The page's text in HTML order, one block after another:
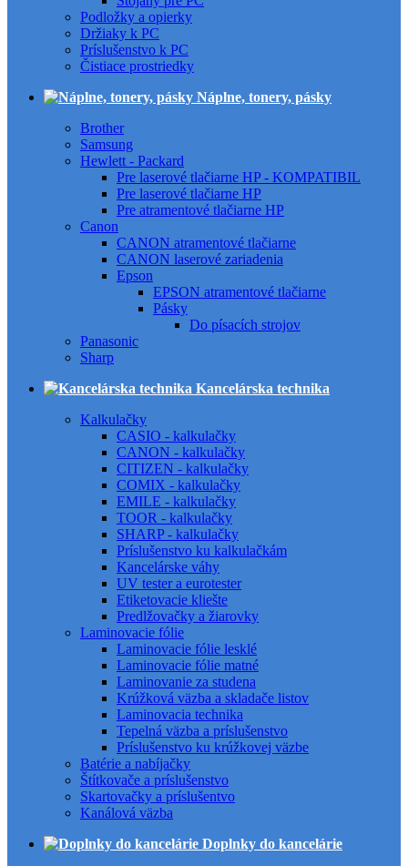
Podložky a opierky
Držiaky k PC
Príslušenstvo k PC
Čistiace prostriedky
Náplne, tonery, pásky
Brother
Samsung
Hewlett - Packard
Pre laserové tlačiarne HP - KOMPATIBIL
Pre laserové tlačiarne HP
Pre atramentové tlačiarne HP
Canon
CANON atramentové tlačiarne
CANON laserové zariadenia
Epson
EPSON atramentové tlačiarne
Pásky
Do písacích strojov
Panasonic
Sharp
Kancelárska technika
Kalkulačky
CASIO - kalkulačky
CANON - kalkulačky
CITIZEN - kalkulačky
COMIX - kalkulačky
EMILE - kalkulačky
TOOR - kalkulačky
SHARP - kalkulačky
Príslušenstvo ku kalkulačkám
Kancelárske váhy
UV tester a eurotester
Etiketovacie kliešte
Predlžovačky a žiarovky
Laminovacie fólie
Laminovacie fólie lesklé
Laminovacie fólie matné
Laminovanie za studena
Krúžková väzba a skladače listov
Laminovacia technika
Tepelná väzba a príslušenstvo
Príslušenstvo ku krúžkovej väzbe
Batérie a nabíjačky
Štítkovače a príslušenstvo
Skartovačky a príslušentvo
Kanálová väzba
Doplnky do kancelárie